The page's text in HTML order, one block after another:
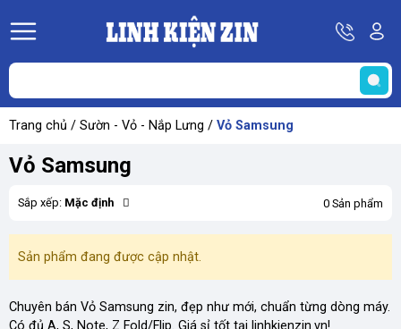
Hotline
08
69
67
68
Trang chủ / Sườn - Vỏ - Nắp Lưng / Vỏ Samsung
Vỏ Samsung
Sắp xếp: Mặc định 0 Sản phẩm
Sản phẩm đang được cập nhật.
Chuyên bán Vỏ Samsung zin, đẹp như mới, chuẩn từng dòng máy.
Có đủ A, S, Note, Z Fold/Flip. Giá sỉ tốt tại linhkienzin.vn!